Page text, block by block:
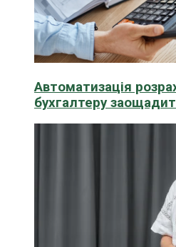
Автоматизація
бухгалтеру